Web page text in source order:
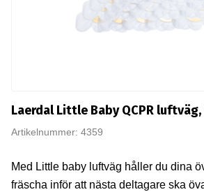
Laerdal Little Baby QCPR
Artikelnummer: 4359
Med Little baby luftväg håller du dina
fräscha inför att nästa deltagare ska